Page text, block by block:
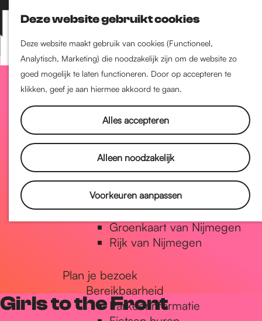
Deze website gebruikt cookies
Deze website maakt gebruik van cookies (Functioneel,
Analytisch, Marketing) die noodzakelijk zijn om de website zo
goed mogelijk te laten functioneren. Door op accepteren te
klikken, geef je aan hiermee akkoord te gaan.
Alles accepteren
Alleen noodzakelijk
Voorkeuren aanpassen
Z
o
e
k
e
K
a
a
r
t
M
e
n
Nijmegen-Nieuw-West
Nijmegen-Oud-West
Dukenburg
Lindenholt
Historie
De oudste stad van
Nederland
Historische tijdlijn
Romeinse Limes
Vrede van Nijmegen Penning
Natuur in Nijmegen
Groenkaart van Nijmegen
Rijk van Nijmegen
Plan je bezoek
Bereikbaarheid
Parkeerinformatie
Girls to the Front